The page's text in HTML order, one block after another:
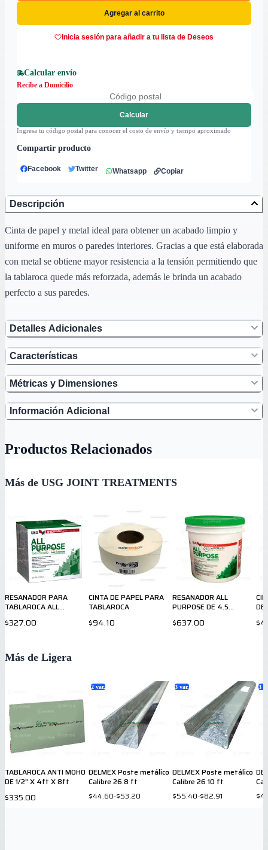
Agregar al carrito
Inicia sesión para añadir a tu lista de Deseos
Calcular envío
Recibe a Domicilio
Calcular
Ingresa tu código postal para conocer el costo de envío y tiempo aproximado
Compartir producto
Facebook Twitter Whatsapp Copiar
Descripción
Cinta de papel y metal ideal para obtener un acabado limpio y
uniforme en muros o paredes interiores. Gracias a que está elaborada
con metal se obtiene mayor resistencia a la tensión permitiendo que
la tablaroca quede más reforzada, además le brinda un acabado
perfecto a sus paredes.
Detalles Adicionales
Características
Métricas y Dimensiones
Información Adicional
Productos Relacionados
Más de USG JOINT TREATMENTS
RESANADOR PARA
TABLAROCA ALL
$327.00
CINTA DE PAPEL PARA
TABLAROCA
$94.10
RESANADOR ALL
PURPOSE DE 4.5
$637.00
DE
Más de Ligera
TABLAROCA ANTI MOHO
DE 1/2" X 4ft X 8ft
$335.00
2 var.
DELMEX Poste metálico
Calibre 26 8 ft
$44.60-$53.20
3 var.
DELMEX Poste metálico
Calibre 26 10 ft
$55.40-$82.91
3